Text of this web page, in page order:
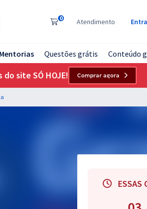
0 Atendimento
Mentorias Questões grátis Conteúdo
site SÓ HOJE! Comprar agora
ESSAS